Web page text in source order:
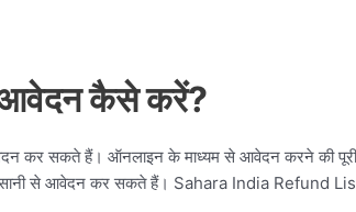
आवेदन कैसे करें?
कर सकते हैं। ऑनलाइन के माध्यम से आवेदन करने की पूरी
आसानी से आवेदन कर सकते हैं। Sahara India Refund